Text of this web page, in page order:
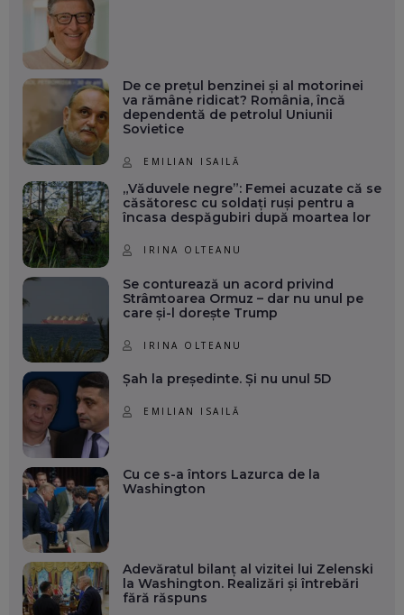
De ce prețul benzinei și al motorinei
va rămâne ridicat? România, încă
dependentă de petrolul Uniunii
Sovietice
EMILIAN ISAILĂ
„Văduvele negre”: Femei acuzate că se
căsătoresc cu soldați ruși pentru a
încasa despăgubiri după moartea lor
IRINA OLTEANU
Se conturează un acord privind
Strâmtoarea Ormuz – dar nu unul pe
care și-l dorește Trump
IRINA OLTEANU
Șah la președinte. Și nu unul 5D
EMILIAN ISAILĂ
Cu ce s-a întors Lazurca de la
Washington
Adevăratul bilanț al vizitei lui Zelenski
la Washington. Realizări și întrebări
fără răspuns